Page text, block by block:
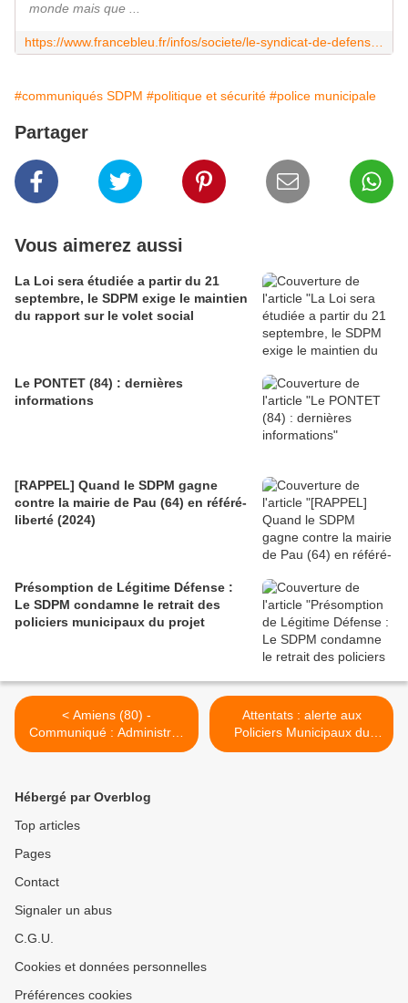
monde mais que ...
#communiqués SDPM #politique et sécurité #police municipale
Partager
Vous aimerez aussi
La Loi sera étudiée a partir du 21
septembre, le SDPM exige le maintien
du rapport sur le volet social
Le PONTET (84) : dernières
informations
[RAPPEL] Quand le SDPM gagne
contre la mairie de Pau (64) en référé-
liberté (2024)
Présomption de Légitime Défense :
Le SDPM condamne le retrait des
policiers municipaux du projet
< Amiens (80) -
Communiqué : Administrés
et Policiers Municipaux en
Attentats : alerte aux
Policiers Municipaux du
Nord - Message du Préfet >
Hébergé par Overblog
Top articles
Pages
Contact
Signaler un abus
C.G.U.
Cookies et données personnelles
Préférences cookies